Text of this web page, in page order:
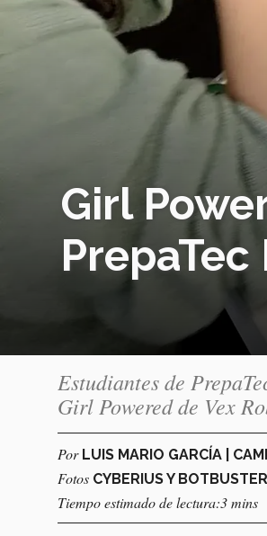
Girl
Estudiantes de
Girl Powered de Vex
Por LUIS MARIO GARCÍA |
Fotos CYBERIUS Y
Tiempo estimado de lectura:3 mins